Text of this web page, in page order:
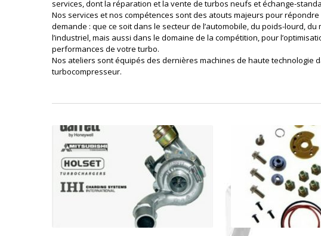
services, dont la réparation et la vente de turbos neufs et échange-
Nos services et nos compétences sont des atouts majeurs pour
demande : que ce soit dans le secteur de l’automobile, du poids-lourd, du
l’industriel, mais aussi dans le domaine de la compétition, pour
performances de votre turbo.
Nos ateliers sont équipés des dernières machines de haute technologie
turbocompresseur.